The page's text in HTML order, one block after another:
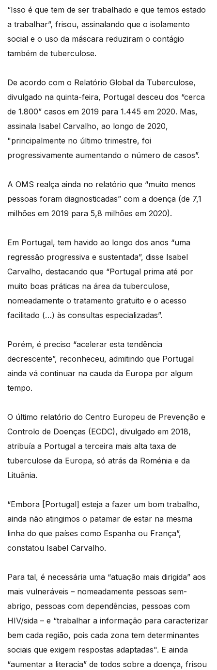
“Isso é que tem de ser trabalhado e que temos estado
a trabalhar”, frisou, assinalando que o isolamento
social e o uso da máscara reduziram o contágio
também de tuberculose.
De acordo com o Relatório Global da Tuberculose,
divulgado na quinta-feira, Portugal desceu dos “cerca
de 1.800” casos em 2019 para 1.445 em 2020. Mas,
assinala Isabel Carvalho, ao longo de 2020,
"principalmente no último trimestre, foi
progressivamente aumentando o número de casos”.
A OMS realça ainda no relatório que “muito menos
pessoas foram diagnosticadas” com a doença (de 7,1
milhões em 2019 para 5,8 milhões em 2020).
Em Portugal, tem havido ao longo dos anos “uma
regressão progressiva e sustentada”, disse Isabel
Carvalho, destacando que “Portugal prima até por
muito boas práticas na área da tuberculose,
nomeadamente o tratamento gratuito e o acesso
facilitado (…) às consultas especializadas”.
Porém, é preciso “acelerar esta tendência
decrescente”, reconheceu, admitindo que Portugal
ainda vá continuar na cauda da Europa por algum
tempo.
O último relatório do Centro Europeu de Prevenção e
Controlo de Doenças (ECDC), divulgado em 2018,
atribuía a Portugal a terceira mais alta taxa de
tuberculose da Europa, só atrás da Roménia e da
Lituânia.
“Embora [Portugal] esteja a fazer um bom trabalho,
ainda não atingimos o patamar de estar na mesma
linha do que países como Espanha ou França”,
constatou Isabel Carvalho.
Para tal, é necessária uma “atuação mais dirigida” aos
mais vulneráveis – nomeadamente pessoas sem-
abrigo, pessoas com dependências, pessoas com
HIV/sida – e “trabalhar a informação para caracterizar
bem cada região, pois cada zona tem determinantes
sociais que exigem respostas adaptadas". E ainda
“aumentar a literacia” de todos sobre a doença, frisou